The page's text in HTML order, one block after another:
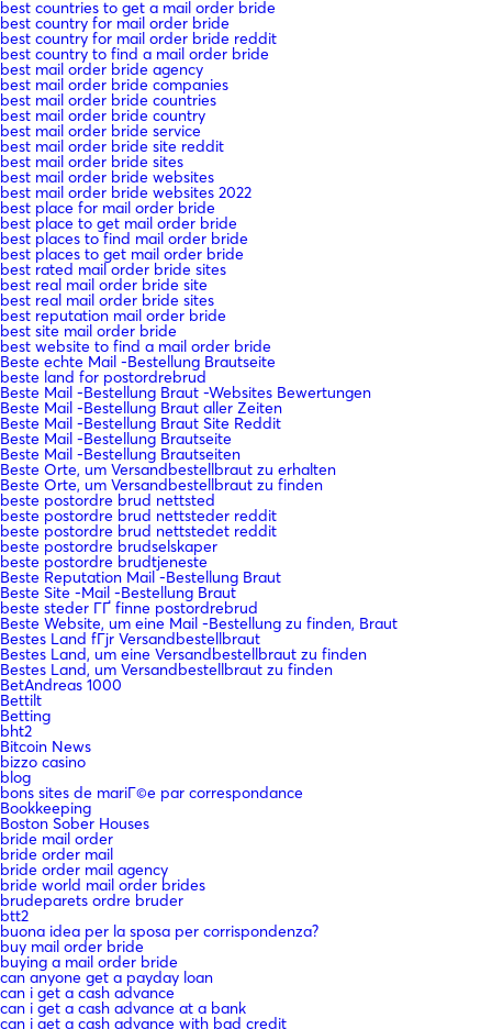
best countries to get a mail order bride
best country for mail order bride
best country for mail order bride reddit
best country to find a mail order bride
best mail order bride agency
best mail order bride companies
best mail order bride countries
best mail order bride country
best mail order bride service
best mail order bride site reddit
best mail order bride sites
best mail order bride websites
best mail order bride websites 2022
best place for mail order bride
best place to get mail order bride
best places to find mail order bride
best places to get mail order bride
best rated mail order bride sites
best real mail order bride site
best real mail order bride sites
best reputation mail order bride
best site mail order bride
best website to find a mail order bride
Beste echte Mail -Bestellung Brautseite
beste land for postordrebrud
Beste Mail -Bestellung Braut -Websites Bewertungen
Beste Mail -Bestellung Braut aller Zeiten
Beste Mail -Bestellung Braut Site Reddit
Beste Mail -Bestellung Brautseite
Beste Mail -Bestellung Brautseiten
Beste Orte, um Versandbestellbraut zu erhalten
Beste Orte, um Versandbestellbraut zu finden
beste postordre brud nettsted
beste postordre brud nettsteder reddit
beste postordre brud nettstedet reddit
beste postordre brudselskaper
beste postordre brudtjeneste
Beste Reputation Mail -Bestellung Braut
Beste Site -Mail -Bestellung Braut
beste steder ГҐ finne postordrebrud
Beste Website, um eine Mail -Bestellung zu finden, Braut
Bestes Land fГјr Versandbestellbraut
Bestes Land, um eine Versandbestellbraut zu finden
Bestes Land, um Versandbestellbraut zu finden
BetAndreas 1000
Bettilt
Betting
bht2
Bitcoin News
bizzo casino
blog
bons sites de mariГ©e par correspondance
Bookkeeping
Boston Sober Houses
bride mail order
bride order mail
bride order mail agency
bride world mail order brides
brudeparets ordre bruder
btt2
buona idea per la sposa per corrispondenza?
buy mail order bride
buying a mail order bride
can anyone get a payday loan
can i get a cash advance
can i get a cash advance at a bank
can i get a cash advance with bad credit